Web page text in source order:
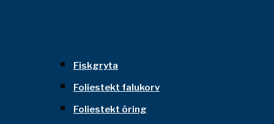
Fiskgryta
Foliestekt falukorv
Foliestekt öring